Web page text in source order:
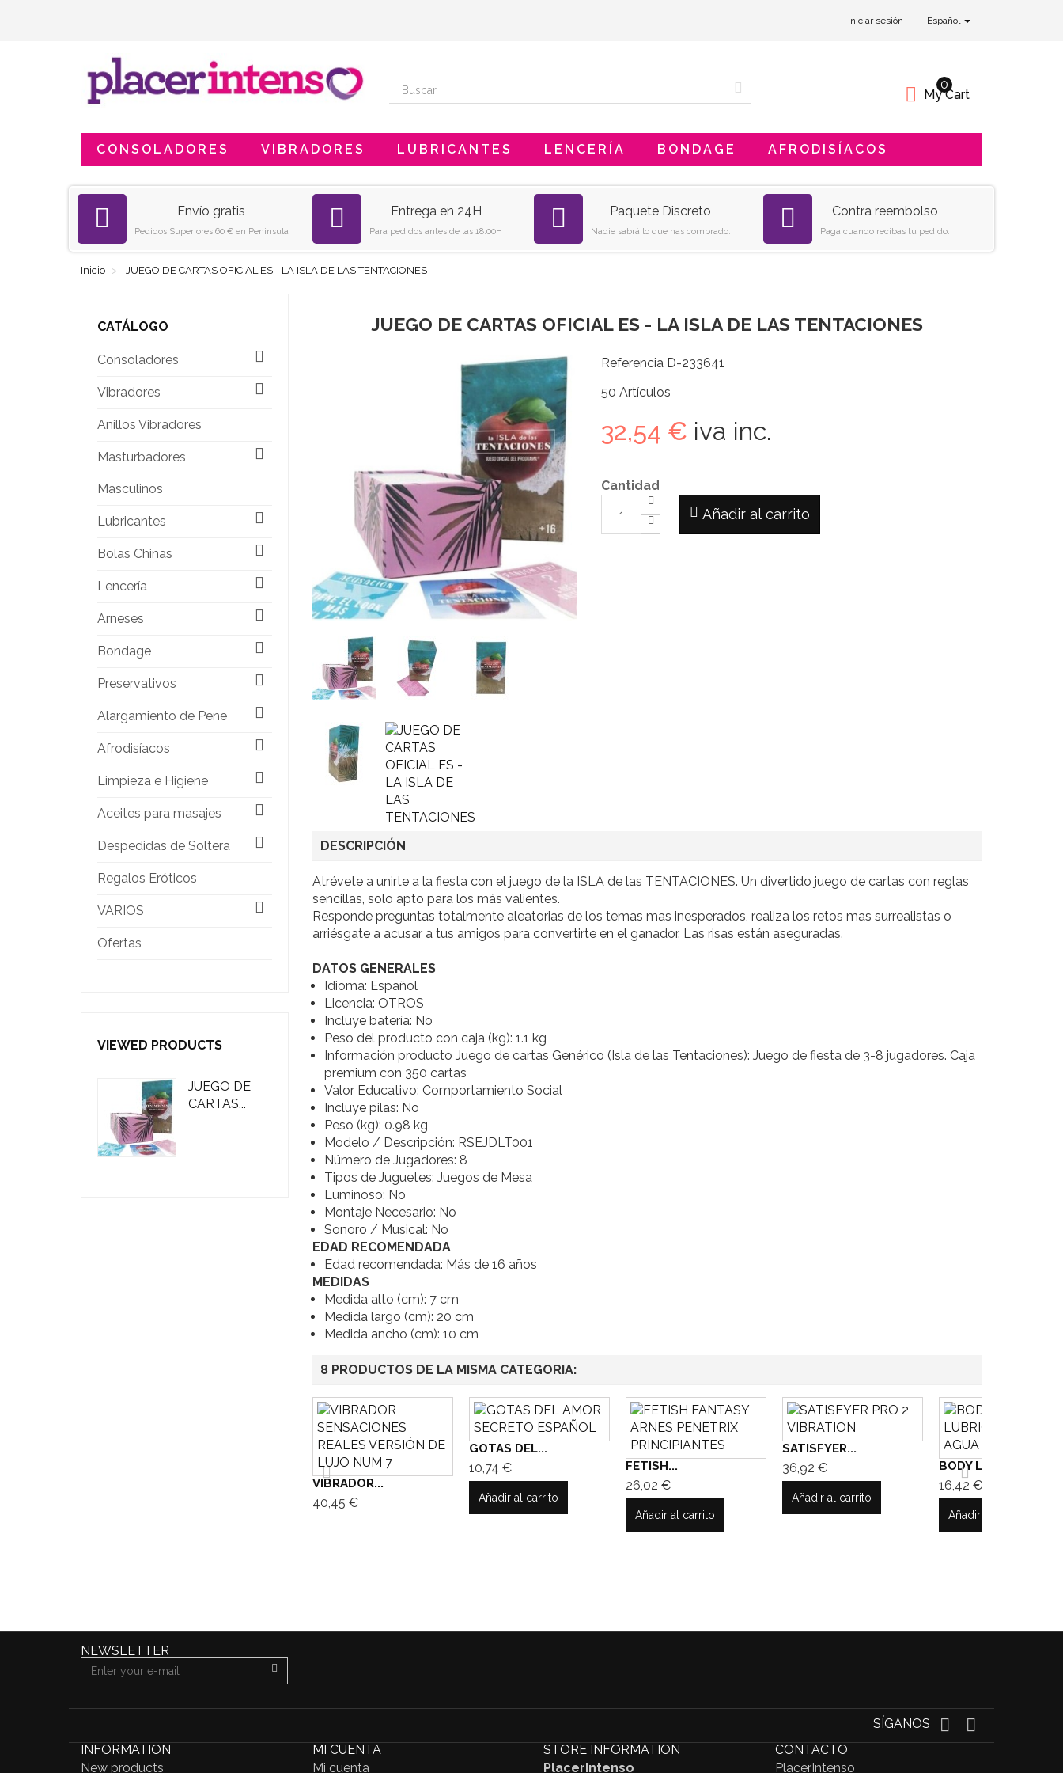
Iniciar sesión Español
My Cart
0
CONSOLADORES VIBRADORES LUBRICANTES LENCERÍA BONDAGE AFRODISÍACOS
Envío gratis
Pedidos Superiores 60 € en Peninsula
Entrega en 24H
Para pedidos antes de las 18:00H
Paquete Discreto
Nadie sabrá lo que has comprado.
Contra reembolso
Paga cuando recibas tu pedido.
Inicio JUEGO DE CARTAS OFICIAL ES - LA ISLA DE LAS TENTACIONES
CATÁLOGO
Consoladores
Vibradores
Anillos Vibradores
Masturbadores
Masculinos
Lubricantes
Bolas Chinas
Lencería
Arneses
Bondage
Preservativos
Alargamiento de Pene
Afrodisíacos
Limpieza e Higiene
Aceites para masajes
Despedidas de Soltera
Regalos Eróticos
VARIOS
Ofertas
VIEWED PRODUCTS
JUEGO DE
CARTAS...
JUEGO DE CARTAS OFICIAL ES - LA ISLA DE LAS TENTACIONES
Referencia D-233641
50 Artículos
32,54 € iva inc.
Cantidad
Añadir al carrito
DESCRIPCIÓN
Atrévete a unirte a la fiesta con el juego de la ISLA de las TENTACIONES. Un divertido juego de cartas con reglas
sencillas, solo apto para los más valientes.
Responde preguntas totalmente aleatorias de los temas mas inesperados, realiza los retos mas surrealistas o
arriésgate a acusar a tus amigos para convertirte en el ganador. Las risas están aseguradas.
DATOS GENERALES
Idioma: Español
Licencia: OTROS
Incluye batería: No
Peso del producto con caja (kg): 1.1 kg
Información producto Juego de cartas Genérico (Isla de las Tentaciones): Juego de fiesta de 3-8 jugadores. Caja
premium con 350 cartas
Valor Educativo: Comportamiento Social
Incluye pilas: No
Peso (kg): 0.98 kg
Modelo / Descripción: RSEJDLT001
Número de Jugadores: 8
Tipos de Juguetes: Juegos de Mesa
Luminoso: No
Montaje Necesario: No
Sonoro / Musical: No
EDAD RECOMENDADA
Edad recomendada: Más de 16 años
MEDIDAS
Medida alto (cm): 7 cm
Medida largo (cm): 20 cm
Medida ancho (cm): 10 cm
8 PRODUCTOS DE LA MISMA CATEGORIA:
VIBRADOR...
40,45 €
GOTAS DEL...
10,74 €
Añadir al carrito
FETISH...
26,02 €
Añadir al carrito
SATISFYER...
36,92 €
Añadir al carrito
BODY LUBE...
16,42 €
Añadir al carrito
NEWSLETTER
SÍGANOS
INFORMATION
New products
MI CUENTA
Mi cuenta
STORE INFORMATION
PlacerIntenso
CONTACTO
PlacerIntenso